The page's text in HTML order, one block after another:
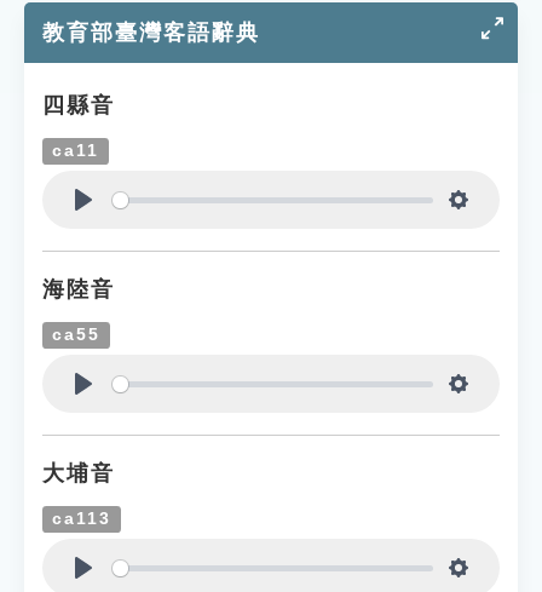
教育部臺灣客語辭典
四縣音
ca11
海陸音
ca55
大埔音
ca113